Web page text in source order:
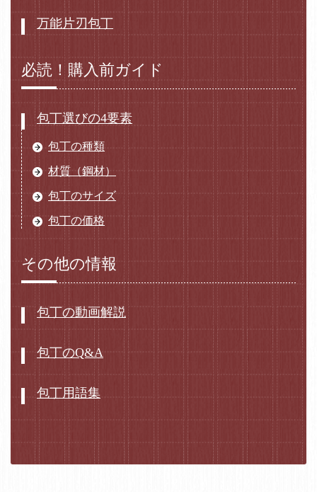
万能片刃包丁
必読！購入前ガイド
包丁選びの4要素
包丁の種類
材質（鋼材）
包丁のサイズ
包丁の価格
その他の情報
包丁の動画解説
包丁のQ&A
包丁用語集